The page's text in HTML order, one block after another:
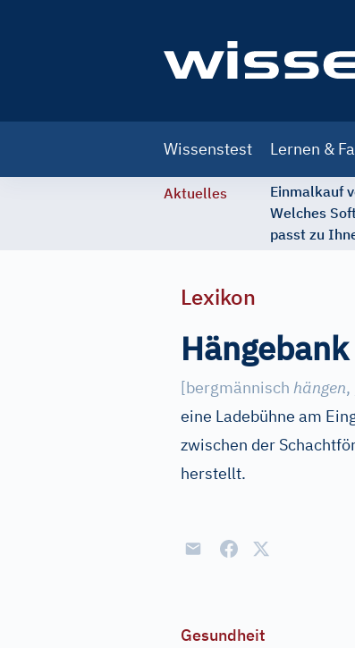
navigation
Wissenstest Lernen &
Aktuelles
Einmalkauf
Welches
passt zu
Lexikon
Hängebank
[bergmännisch hängen,
eine Ladebühne am
zwischen der
herstellt.
Gesundheit